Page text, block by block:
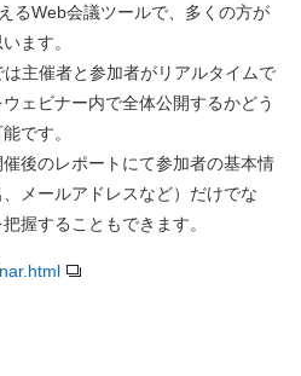
るWeb会議ツールで、多くの方が
ます。
主催者と参加者がリアルタイムで
ェビナー内で全体公開するかどう
です。
後のレポートにて参加者の基本情
メールアドレスなど）だけでな
握することもできます。